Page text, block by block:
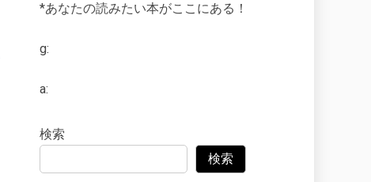
*あなたの読みたい本がここにある！
g:
a:
検索
検索